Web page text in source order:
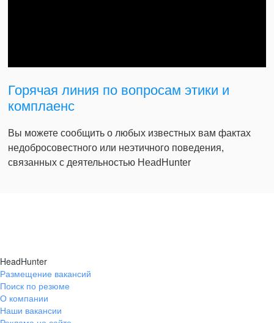
Горячая линия по вопросам этики и
комплаенс
Вы можете сообщить о любых известных вам фактах
недобросовестного или неэтичного поведения,
связанных с деятельностью HeadHunter
HeadHunter
Размещение вакансий
Поиск по резюме
О компании
Наши вакансии